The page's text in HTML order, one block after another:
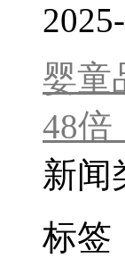
婴童
48倍
新闻
标签